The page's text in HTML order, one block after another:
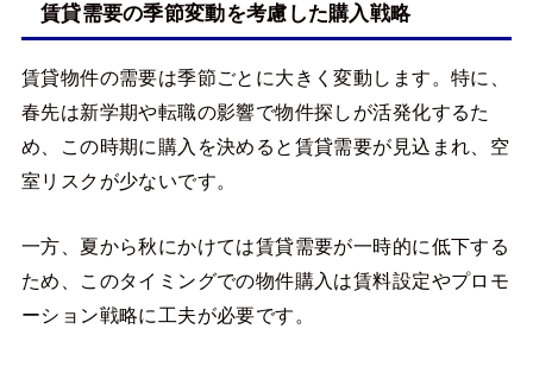
賃貸需要の季節変動を考慮した購入戦略
賃貸物件の需要は季節ごとに大きく変動します。特に、
春先は新学期や転職の影響で物件探しが活発化するた
め、この時期に購入を決めると賃貸需要が見込まれ、空
室リスクが少ないです。
一方、夏から秋にかけては賃貸需要が一時的に低下する
ため、このタイミングでの物件購入は賃料設定やプロモ
ーション戦略に工夫が必要です。